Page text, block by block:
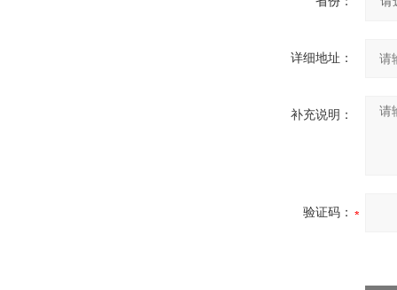
详细地址：
补充说明：
验证码：